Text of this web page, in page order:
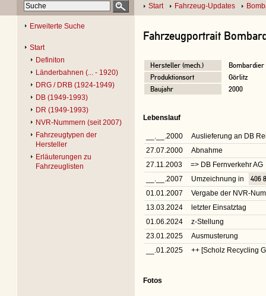
Start Fahrzeug-Updates
Erweiterte Suche
Start
Definiton
Länderbahnen (... - 1920)
DRG / DRB (1924-1949)
DB (1949-1993)
DR (1949-1993)
NVR-Nummern (seit 2007)
Fahrzeugtypen der
Hersteller
Erläuterungen zu
Fahrzeuglisten
Fahrzeugportrait
Hersteller (mech.)
Bombardier
Produktionsort
Görlitz
Baujahr
2000
Lebenslauf
__.__.2000
Auslieferung an DB
27.07.2000
Abnahme
27.11.2003
=> DB Fernverkehr AG
__.__.2007
Umzeichnung in
406
01.01.2007
Vergabe der NVR-
13.03.2024
letzter Einsatztag
01.06.2024
z-Stellung
23.01.2025
Ausmusterung
__.01.2025
++ [Scholz Recycling
Fotos